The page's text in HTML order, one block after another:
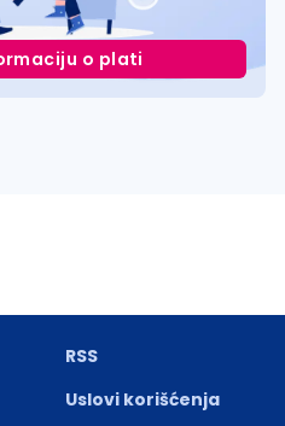
o plati
RSS
Uslovi korišćenja